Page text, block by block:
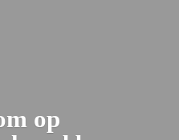
op